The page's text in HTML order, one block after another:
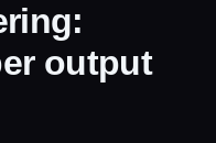
output